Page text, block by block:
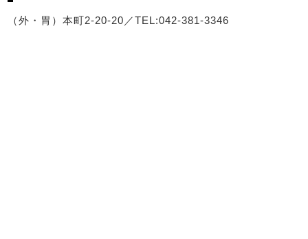
（外・胃）本町2-20-20／TEL:042-381-3346